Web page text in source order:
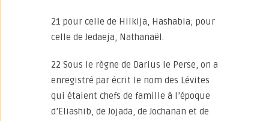
21 pour celle de Hilkija, Hashabia; pour
celle de Jedaeja, Nathanaël.
22 Sous le règne de Darius le Perse, on a
enregistré par écrit le nom des Lévites
qui étaient chefs de famille à l’époque
d’Eliashib, de Jojada, de Jochanan et de